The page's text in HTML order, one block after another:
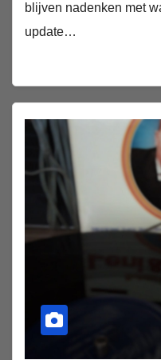
blijven nadenken met
update…